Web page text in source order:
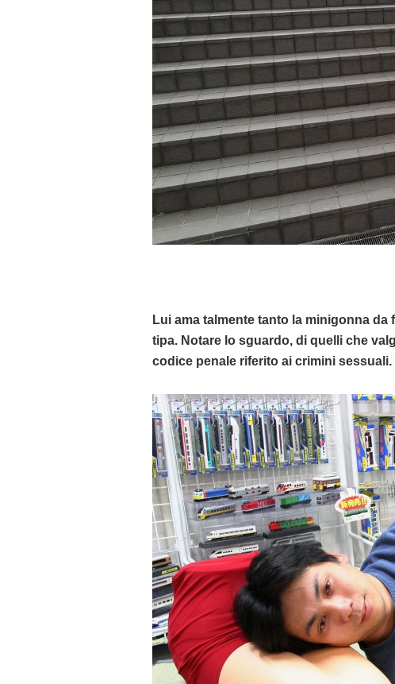
Lui ama talmente tanto la minigonna
tipa. Notare lo sguardo, di quelli che
codice penale riferito ai crimini sessuali.